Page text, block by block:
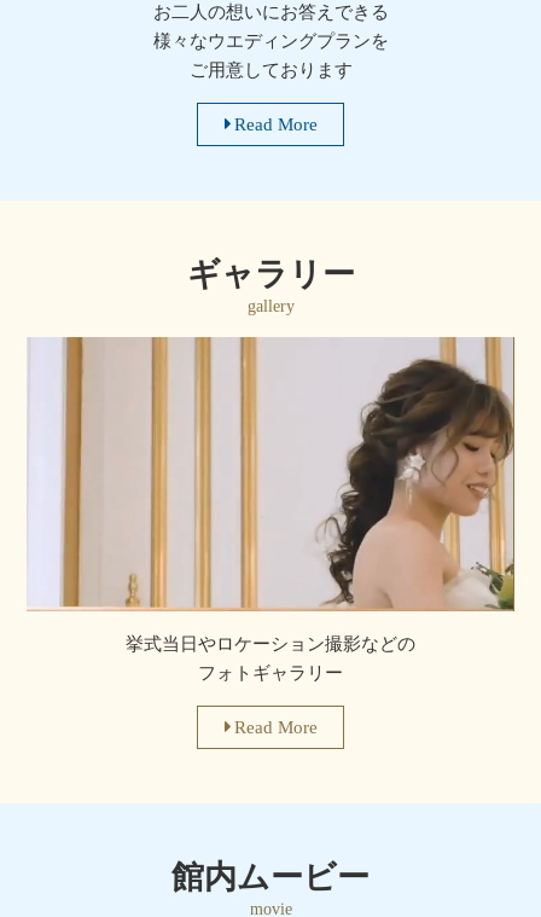
お二人の想いにお答えできる
様々なウエディングプランを
ご用意しております
Read More
ギャラリー
gallery
挙式当日やロケーション撮影などの
フォトギャラリー
Read More
館内ムービー
movie